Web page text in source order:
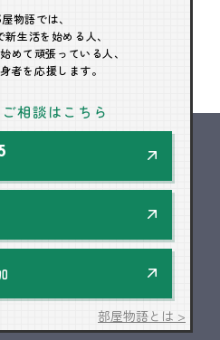
物語では、
生活を始める人、
めて頑張っている人、
者を応援します。
相談はこちら
部屋物語とは >